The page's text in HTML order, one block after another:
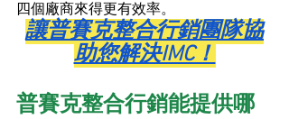
四個廠商來得更有效率。
讓普賽克整合行銷團隊協
助您解決IMC！
普賽克整合行銷能提供哪